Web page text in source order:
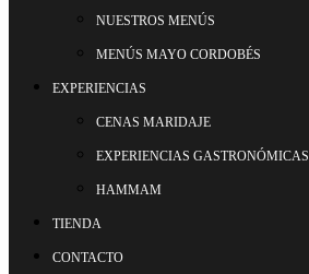
NUESTROS MENÚS
MENÚS MAYO CORDOBÉS
EXPERIENCIAS
CENAS MARIDAJE
EXPERIENCIAS GASTRONÓMICAS
HAMMAM
TIENDA
CONTACTO